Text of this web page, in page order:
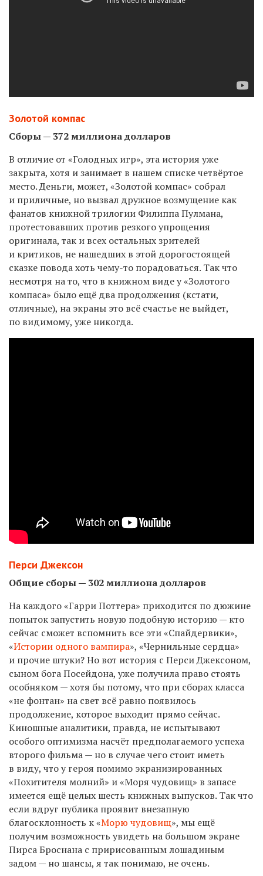
Золотой компас
Сборы — 372 миллиона долларов
В отличие от «Голодных игр», эта история уже
закрыта, хотя и занимает в нашем списке четвёртое
место. Деньги, может, «Золотой компас» собрал
и приличные, но вызвал дружное возмущение как
фанатов книжной трилогии Филиппа Пулмана,
протестовавших против резкого упрощения
оригинала, так и всех остальных зрителей
и критиков, не нашедших в этой дорогостоящей
сказке повода хоть чему-то порадоваться. Так что
несмотря на то, что в книжном виде у «Золотого
компаса» было ещё два продолжения (кстати,
отличные), на экраны это всё счастье не выйдет,
по видимому, уже никогда.
Перси Джексон
Общие сборы — 302 миллиона долларов
На каждого «Гарри Поттера» приходится по дюжине
попыток запустить новую подобную историю — кто
сейчас сможет вспомнить все эти «Спайдервики»,
«Истории одного вампира», «Чернильные сердца»
и прочие штуки? Но вот история с Перси Джексоном,
сыном бога Посейдона, уже получила право стоять
особняком — хотя бы потому, что при сборах класса
«не фонтан» на свет всё равно появилось
продолжение, которое выходит прямо сейчас.
Киношные аналитики, правда, не испытывают
особого оптимизма насчёт предполагаемого успеха
второго фильма — но в случае чего стоит иметь
в виду, что у героя помимо экранизированных
«Похитителя молний» и «Моря чудовищ» в запасе
имеется ещё целых шесть книжных выпусков. Так что
если вдруг публика проявит внезапную
благосклонность к «Морю чудовищ», мы ещё
получим возможность увидеть на большом экране
Пирса Броснана с пририсованным лошадиным
задом — но шансы, я так понимаю, не очень.